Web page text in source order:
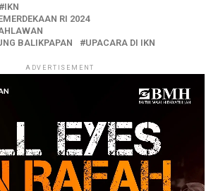
IKN
RI 2024
BALIKPAPAN
UPACARA DI IKN
ADVERTISEMENT